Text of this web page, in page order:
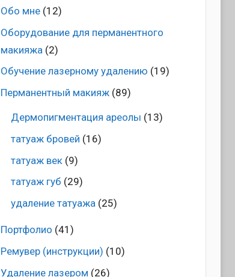
Обо мне(12)
Оборудование для перманентного
макияжа (2)
Обучение лазерному удалению (19)
Перманентный макияж(89)
Дермопигментация ареолы (13)
татуаж бровей (16)
татуаж век(9)
татуаж губ (29)
удаление татуажа(25)
Портфолио (41)
Ремувер (инструкции) (10)
Удаление лазером (26)